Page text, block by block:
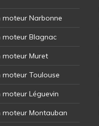
Narbonne
Blagnac
Muret
Toulouse
Léguevin
Montauban